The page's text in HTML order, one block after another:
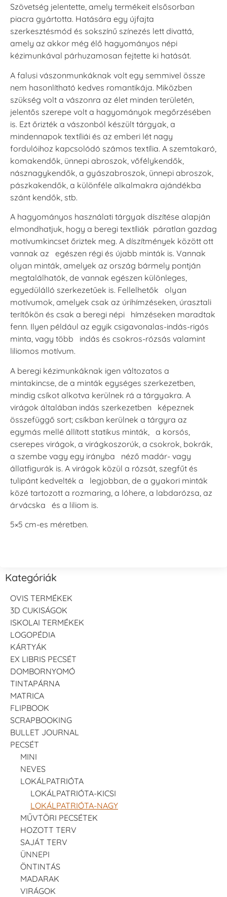
Szövetség jelentette, amely termékeit elsősorban
piacra gyártotta. Hatására egy újfajta
szerkesztésmód és sokszínű színezés lett divattá,
amely az akkor még élő hagyományos népi
kézimunkával párhuzamosan fejtette ki hatását.
A falusi vászonmunkáknak volt egy semmivel össze
nem hasonlítható kedves romantikája. Miközben
szükség volt a vászonra az élet minden területén,
jelentős szerepe volt a hagyományok megőrzésében
is. Ezt őrizték a vászonból készült tárgyak, a
mindennapok textíliái és az emberi lét nagy
fordulóihoz kapcsolódó számos textília. A szemtakaró,
komakendők, ünnepi abroszok, vőfélykendők,
násznagykendők, a gyászabroszok, ünnepi abroszok,
pászkakendők, a különféle alkalmakra ajándékba
szánt kendők, stb.
A hagyományos használati tárgyak díszítése alapján
elmondhatjuk, hogy a beregi textíliák páratlan gazdag
motívumkincset őriztek meg. A díszítmények között ott
vannak az egészen régi és újabb minták is. Vannak
olyan minták, amelyek az ország bármely pontján
megtalálhatók, de vannak egészen különleges,
egyedülálló szerkezetűek is. Fellelhetők olyan
motívumok, amelyek csak az úrihímzéseken, úrasztali
terítőkön és csak a beregi népi hímzéseken maradtak
fenn. Ilyen például az egyik csigavonalas-indás-rigós
minta, vagy több indás és csokros-rózsás valamint
liliomos motívum.
A beregi kézimunkáknak igen változatos a
mintakincse, de a minták egységes szerkezetben,
mindig csíkot alkotva kerülnek rá a tárgyakra. A
virágok általában indás szerkezetben képeznek
összefüggő sort; csíkban kerülnek a tárgyra az
egymás mellé állított statikus minták, a korsós,
cserepes virágok, a virágkoszorúk, a csokrok, bokrák,
a szembe vagy egy irányba néző madár- vagy
állatfigurák is. A virágok közül a rózsát, szegfűt és
tulipánt kedvelték a legjobban, de a gyakori minták
közé tartozott a rozmaring, a lóhere, a labdarózsa, az
árvácska és a liliom is.
5×5 cm-es méretben.
Kategóriák
OVIS TERMÉKEK
3D CUKISÁGOK
ISKOLAI TERMÉKEK
LOGOPÉDIA
KÁRTYÁK
EX LIBRIS PECSÉT
DOMBORNYOMÓ
TINTAPÁRNA
MATRICA
FLIPBOOK
SCRAPBOOKING
BULLET JOURNAL
PECSÉT
MINI
NEVES
LOKÁLPATRIÓTA
LOKÁLPATRIÓTA-KICSI
LOKÁLPATRIÓTA-NAGY
MŰVTÖRI PECSÉTEK
HOZOTT TERV
SAJÁT TERV
ÜNNEPI
ÖNTINTÁS
MADARAK
VIRÁGOK